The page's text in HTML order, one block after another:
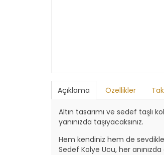
Açıklama Özellikler
Altın tasarımı ve sedef taşlı
yanınızda taşıyacaksınız.
Hem kendiniz hem de
Sedef Kolye Ucu, her